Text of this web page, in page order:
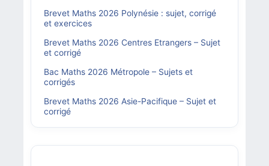
Brevet Maths 2026 Polynésie : sujet, corrigé
et exercices
Brevet Maths 2026 Centres Etrangers – Sujet
et corrigé
Bac Maths 2026 Métropole – Sujets et
corrigés
Brevet Maths 2026 Asie-Pacifique – Sujet et
corrigé